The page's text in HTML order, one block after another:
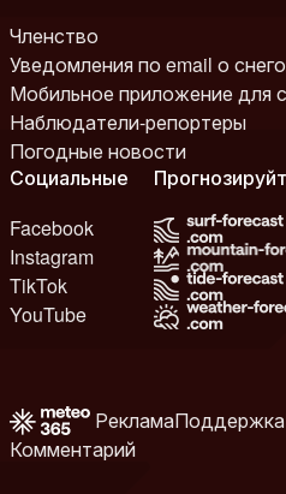
Членство
Уведомления по email о
Мобильное приложение для
Наблюдатели-репортеры
Погодные новости
Социальные
Facebook
Instagram
TikTok
YouTube
РекламаПоддержка
Комментарий